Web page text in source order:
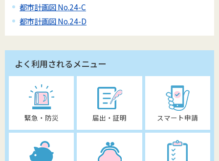
都市計画図 No.24-C
都市計画図 No.24-D
よく利用されるメニュー
緊急・防災 届出・証明 スマート申請